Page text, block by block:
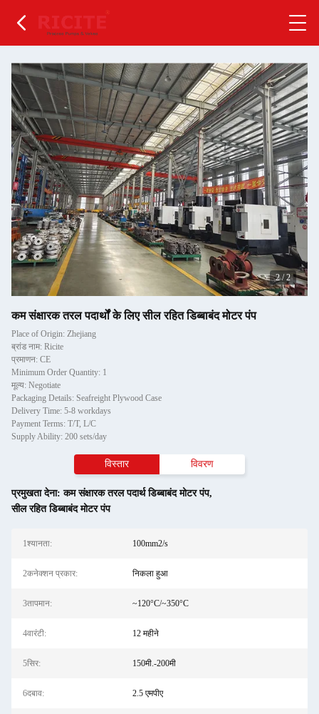
2/2
कम संक्षारक तरल पदार्थों के लिए सील रहित डिब्बाबंद मोटर पंप
Place of Origin: Zhejiang
ब्रांड नाम: Ricite
प्रमाणन: CE
Minimum Order Quantity: 1
मूल्य: Negotiate
Packaging Details: Seafreight Plywood Case
Delivery Time: 5-8 workdays
Payment Terms: T/T, L/C
Supply Ability: 200 sets/day
विस्तार विवरण
प्रमुखता देना:कम संक्षारक तरल पदार्थ डिब्बाबंद मोटर पंप,
सील रहित डिब्बाबंद मोटर पंप
1श्यानता: 100mm2/s
2कनेक्शन प्रकार: निकला हुआ
3तापमान: ~120°C/~350°C
4वारंटी: 12 महीने
5सिर: 150मी.-200मी
6दबाव: 2.5 एमपीए